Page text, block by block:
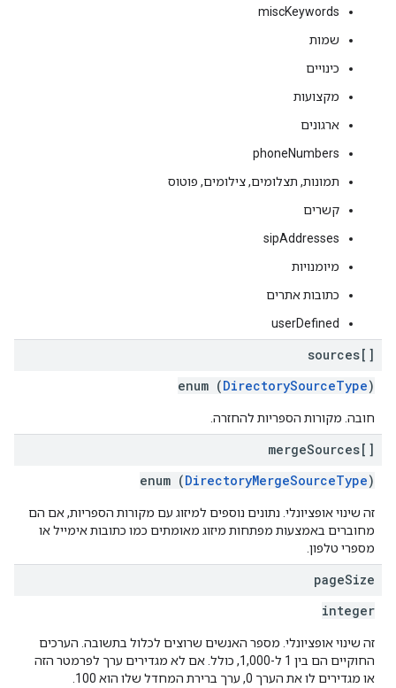
miscKeywords
שמות
כינויים
מקצועות
ארגונים
phoneNumbers
תמונות, תצלומים, צילומים, פוטוס
קשרים
sipAddresses
מיומנויות
כתובות אתרים
userDefined
sources[]
enum (DirectorySourceType)
חובה. מקורות הספריות להחזרה.
mergeSources[]
enum (DirectoryMergeSourceType)
זה שינוי אופציונלי. נתונים נוספים למיזוג עם מקורות הספריות, אם הם
מחוברים באמצעות מפתחות מיזוג מאומתים כמו כתובות אימייל או
מספרי טלפון.
pageSize
integer
זה שינוי אופציונלי. מספר האנשים שרוצים לכלול בתשובה. הערכים
החוקיים הם בין 1 ל-1,000, כולל. אם לא מגדירים ערך לפרמטר הזה
או מגדירים לו את הערך 0, ערך ברירת המחדל שלו הוא 100.